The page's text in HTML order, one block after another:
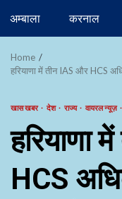
content
अम्बाला करनाल
Home
हरियाणा में तीन IAS और HCS
खास खबर देश राज्य वायरल न्यूज़
हरियाणा
HCS